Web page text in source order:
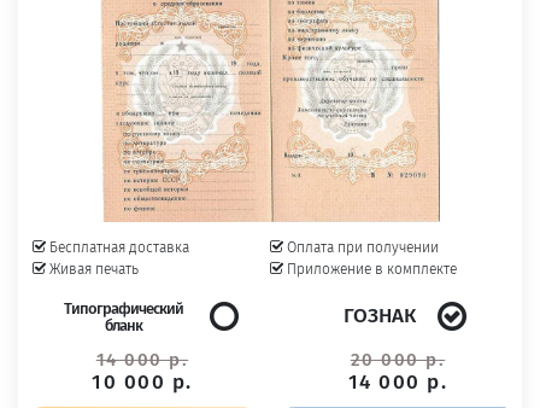
Бесплатная доставка
Живая печать
Оплата при получении
Приложение в комплекте
Типографический
бланк
14 000 р.
10 000 р.
ГОЗНАК
20 000 р.
14 000 р.